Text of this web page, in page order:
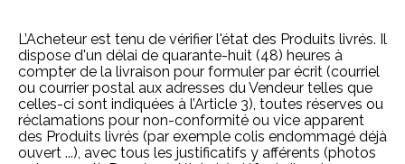
L’Acheteur est tenu de vérifier l'état des Produits livrés. Il
dispose d'un délai de quarante-huit (48) heures à
compter de la livraison pour formuler par écrit (courriel
ou courrier postal aux adresses du Vendeur telles que
celles-ci sont indiquées à l’Article 3), toutes réserves ou
réclamations pour non-conformité ou vice apparent
des Produits livrés (par exemple colis endommagé déjà
ouvert ...), avec tous les justificatifs y afférents (photos